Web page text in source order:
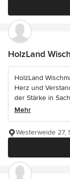
HolzLand
HolzLand
Herz und
der Stärke in
Mehr
Westerweide 27,